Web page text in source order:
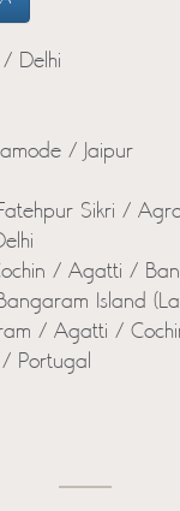
Delhi
/ Jaipur
Sikri /
/ Agatti /
Island
/ Agatti /
Portugal